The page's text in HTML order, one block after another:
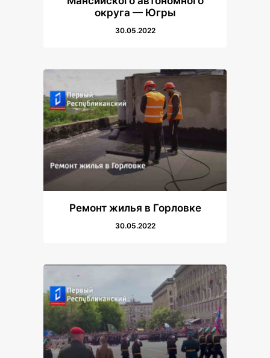
округа — Югры
30.05.2022
Ремонт жилья в Горловке
30.05.2022